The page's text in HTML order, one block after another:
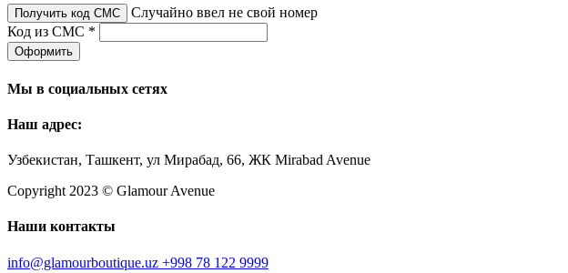
Получить код СМС
Случайно ввел не свой номер
Код из СМС *
Оформить
Мы в социальных сетях
Наш адрес:
Узбекистан, Ташкент, ул Мирабад, 66, ЖК Mirabad Avenue
Copyright 2023 © Glamour Avenue
Наши контакты
info@glamourboutique.uz +998 78 122 9999